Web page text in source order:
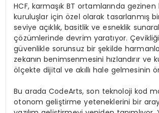
HCF, karmaşık BT ortamlarında
kuruluşlar için özel olarak tasarlanmış
seviye açıklık, basitlik ve esneklik
çözümlerinde devrim yaratıyor.
güvenlikle sorunsuz bir şekilde
zekanın benimsenmesini hızlandırır ve
ölçekte dijital ve akıllı hale gelmesinin
Bu arada CodeArts, son teknoloji kod
otonom geliştirme yeteneklerini bir